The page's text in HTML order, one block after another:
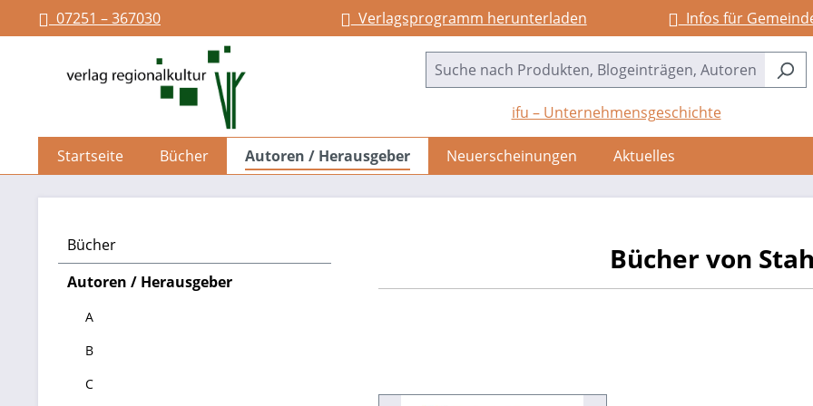
Zur Hauptnavigation springen
07251 – 367030 Verlagsprogramm herunterladen Infos für
ifu – Unternehmensgeschichte
Startseite Bücher Autoren / Herausgeber Neuerscheinungen Aktuelles
Bücher
Autoren / Herausgeber
A
B
C
Bücher von